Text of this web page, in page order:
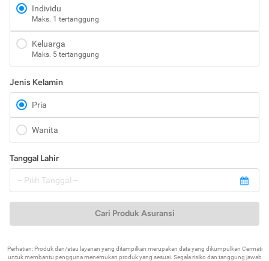
Individu
Maks. 1 tertanggung
Keluarga
Maks. 5 tertanggung
Jenis Kelamin
Pria
Wanita
Tanggal Lahir
Cari Produk Asuransi
Perhatian: Produk dan/atau layanan yang ditampilkan merupakan data yang dikumpulkan Cermati
untuk membantu pengguna menemukan produk yang sesuai. Segala risiko dan tanggung jawab